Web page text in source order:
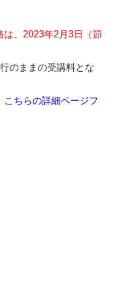
は、2023年2月3日（節
のままの受講料とな
こちらの詳細ページフ